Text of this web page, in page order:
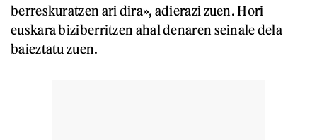
berreskuratzen ari dira», adierazi zuen. Hori
euskara biziberritzen ahal denaren seinale dela
baieztatu zuen.